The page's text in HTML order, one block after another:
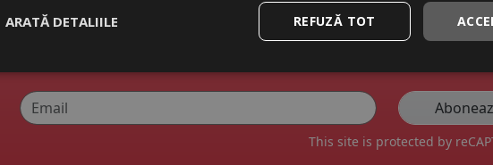
Vreți să fiți la curent cu toate noutățile în industria anvelopelor în
This site is protected by
REFUZĂ TOT
ARATĂ DETALIILE